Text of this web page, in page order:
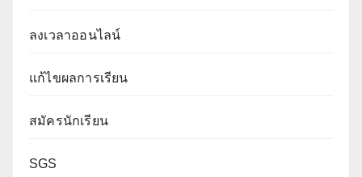
ลงเวลาออนไลน์
แก้ไขผลการเรียน
สมัครนักเรียน
SGS